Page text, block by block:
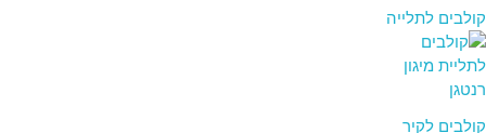
קולבים לתלייה
קולבים לקיר